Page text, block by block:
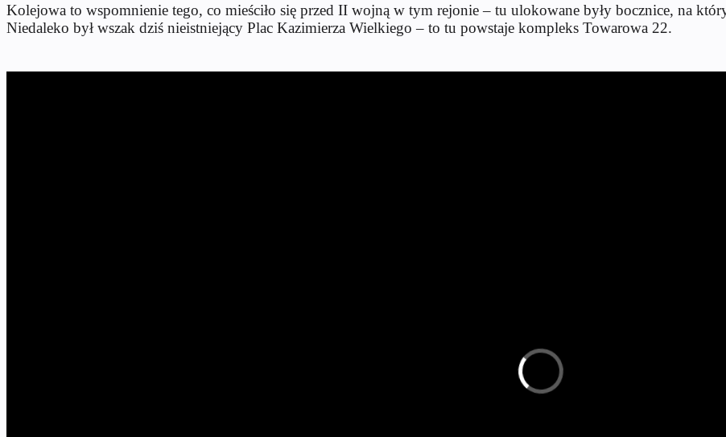
Kolejowa to wspomnienie tego, co mieściło się przed II wojną w tym rejonie – tu ulokowane były bocznice, na
Niedaleko był wszak dziś nieistniejący Plac Kazimierza Wielkiego – to tu powstaje kompleks Towarowa 22.